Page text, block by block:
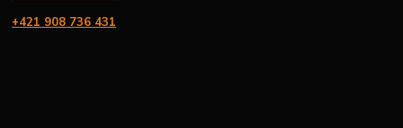
+421 908 736 431